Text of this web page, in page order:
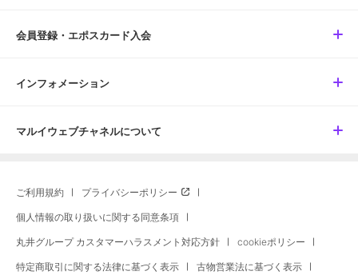
会員登録・エポスカード入会
インフォメーション
マルイウェブチャネルについて
ご利用規約 プライバシーポリシー
個人情報の取り扱いに関する同意条項
丸井グループ カスタマーハラスメント対応方針 cookieポリシー
特定商取引に関する法律に基づく表示 古物営業法に基づく表示